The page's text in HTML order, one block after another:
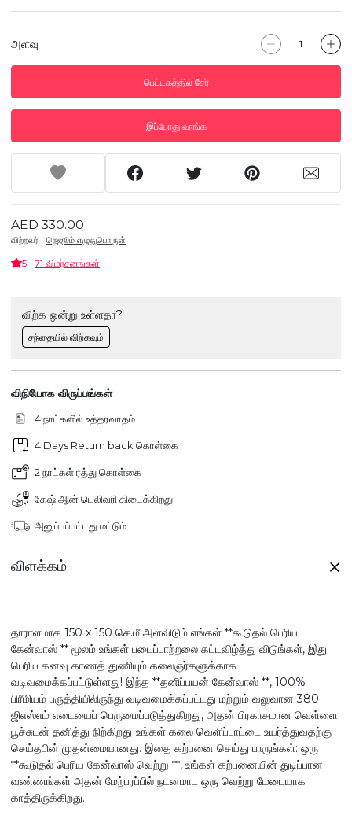
அளவு
பெட்டகத்தில் சேர்
இப்போது வாங்க
AED 330.00
விற்றவர் நெஜூம் எழுதுபொருள்
5 71 விமர்சனங்கள்
விற்க ஒன்று உள்ளதா?
சந்தையில் விற்கவும்
விநியோக விருப்பங்கள்
4 நாட்களில் உத்தரவாதம்
4 Days Return back கொள்கை
2 நாட்கள் ரத்து கொள்கை
கேஷ் ஆன் டெலிவரி கிடைக்கிறது
அனுப்பப்பட்டது மட்டும்
விளக்கம்
தாராளமாக 150 x 150 செ.மீ அளவிடும் எங்கள் **கூடுதல் பெரிய
கேன்வாஸ் ** மூலம் உங்கள் படைப்பாற்றலை கட்டவிழ்த்து விடுங்கள், இது
பெரிய கனவு காணத் துணியும் கலைஞர்களுக்காக
வடிவமைக்கப்பட்டுள்ளது! இந்த **தனிப்பயன் கேன்வாஸ் **, 100%
பிரீமியம் பருத்தியிலிருந்து வடிவமைக்கப்பட்டது மற்றும் வலுவான 380
ஜிஎஸ்எம் எடையைப் பெருமைப்படுத்துகிறது, அதன் பிரகாசமான வெள்ளை
பூச்சுடன் தனித்து நிற்கிறது-உங்கள் கலை வெளிப்பாட்டை உயர்த்துவதற்கு
செய்தபின் முதன்மையானது. இதை கற்பனை செய்து பாருங்கள்: ஒரு
**கூடுதல் பெரிய கேன்வாஸ் வெற்று **, உங்கள் கற்பனையின் துடிப்பான
வண்ணங்கள் அதன் மேற்பரப்பில் நடனமாட ஒரு வெற்று மேடையாக
காத்திருக்கிறது.